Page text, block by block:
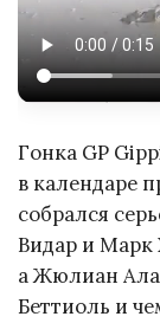
Гонка GP
в календаре
собрался
Видар и Марк
а Жюлиан
Беттиоль и